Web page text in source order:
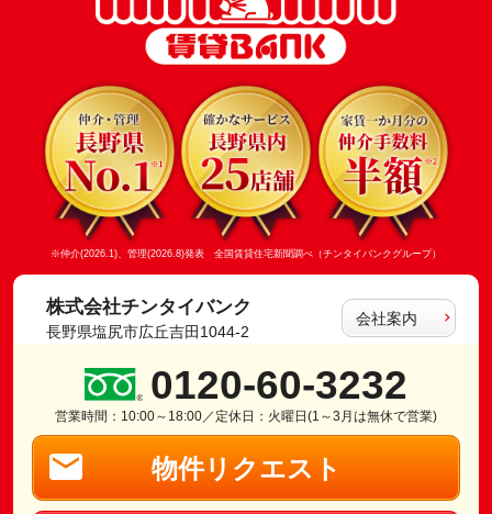
※仲介(2026.1)、管理(2026.8)発表 全国賃貸住宅新聞調べ（チンタイバンクグループ）
株式会社チンタイバンク
長野県塩尻市広丘吉田1044-2
会社案内
0120-60-3232
営業時間：10:00～18:00／定休日：火曜日(1～3月は無休で営業)
物件リクエスト